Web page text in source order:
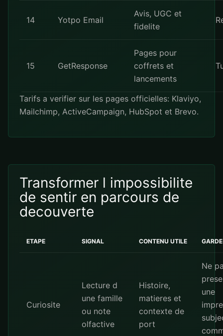
14 Yotpo Email
Avis, UGC et
fidelite
15 GetResponse
Pages pour
coffrets et
lancements
Tarifs a verifier sur les pages officielles: Klaviyo,
Mailchimp, ActiveCampaign, HubSpot et Brevo.
Transformer l impossibilite
de sentir en parcours de
decouverte
ETAPE SIGNAL CONTENU UTILE
Curiosite
Lecture d
une famille
ou note
olfactive
Histoire,
matieres et
contexte de
port
Ne
une